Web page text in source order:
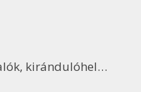
kirándulóhelyek